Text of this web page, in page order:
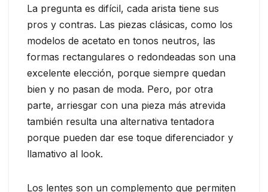
La pregunta es difícil, cada arista tiene sus
pros y contras. Las piezas clásicas, como los
modelos de acetato en tonos neutros, las
formas rectangulares o redondeadas son una
excelente elección, porque siempre quedan
bien y no pasan de moda. Pero, por otra
parte, arriesgar con una pieza más atrevida
también resulta una alternativa tentadora
porque pueden dar ese toque diferenciador y
llamativo al look.
Los lentes son un complemento que permiten